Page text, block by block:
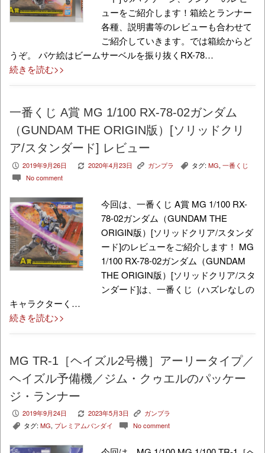
ューをご紹介します！箱絵とランナー
各種、説明書等のレビューも合わせて
ご紹介していきます。では箱絵からど
うぞ。 パケ絵はビームサーベルを振り抜くRX-78…
続きを読む>>
一番くじ A賞 MG 1/100 RX-78-02ガンダム
（GUNDAM THE ORIGIN版）[ソリッドクリ
ア/スタンダード] レビュー
P 2019年9月26日 V 2020年4月23日 K ガンプラ , タグ: MG, 一番くじ
c No comment
今回は、一番くじ A賞 MG 1/100 RX-
78-02ガンダム（GUNDAM THE
ORIGIN版）[ソリッドクリア/スタンダ
ード]のレビューをご紹介します！ MG
1/100 RX-78-02ガンダム（GUNDAM
THE ORIGIN版）[ソリッドクリア/スタ
ンダード]は、一番くじ（ハズレなしの
キャラクターく…
続きを読む>>
MG TR-1［ヘイズル2号機］アーリータイプ／
ヘイズル予備機／ジム・クゥエルのパッケー
ジ・ランナー
P 2019年9月24日 V 2023年5月3日 K ガンプラ
, タグ: MG, プレミアムバンダイ c No comment